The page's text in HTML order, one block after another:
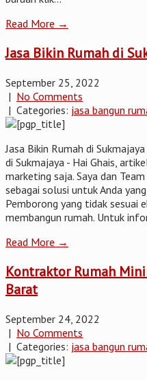
Read More →
Jasa Bikin Rumah di
September 25, 2022
| No Comments
| Categories: jasa bangun
Jasa Bikin Rumah di
di Sukmajaya - Hai Ghais,
marketing saja. Saya dan
sebagai solusi untuk Anda
Pemborong yang tidak sesuai
membangun rumah. Untuk
Read More →
Kontraktor Rumah
Barat
September 24, 2022
| No Comments
| Categories: jasa bangun